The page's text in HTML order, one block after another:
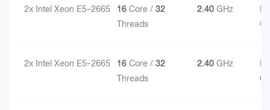
2x Intel Xeon E5-2665 16Core /32
Threads
2.40GHz
2x Intel Xeon E5-2665 16Core /32
Threads
2.40GHz